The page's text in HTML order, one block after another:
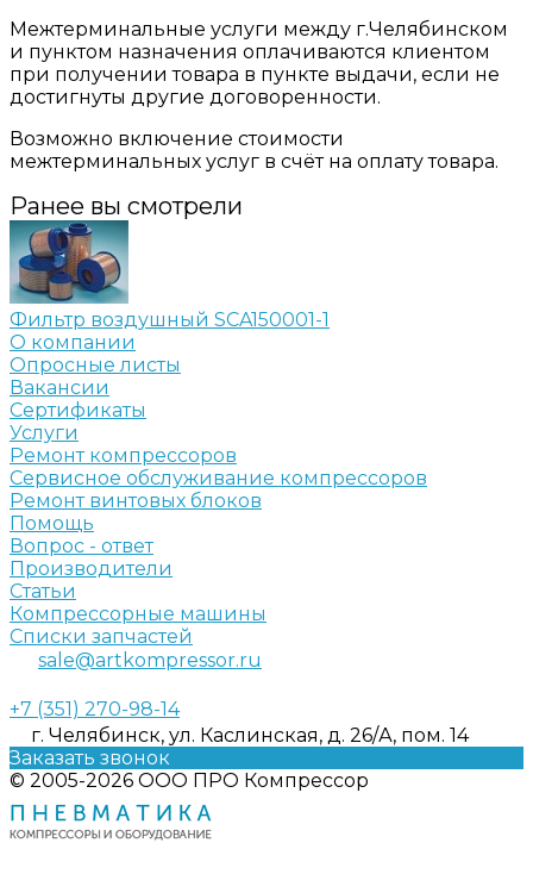
Межтерминальные услуги между г.Челябинском
и пунктом назначения оплачиваются клиентом
при получении товара в пункте выдачи, если не
достигнуты другие договоренности.
Возможно включение стоимости
межтерминальных услуг в счёт на оплату товара.
Ранее вы смотрели
Фильтр воздушный SCA150001-1
О компании
Опросные листы
Вакансии
Сертификаты
Услуги
Ремонт компрессоров
Сервисное обслуживание компрессоров
Ремонт винтовых блоков
Помощь
Вопрос - ответ
Производители
Статьи
Компрессорные машины
Списки запчастей
sale@artkompressor.ru
+7 (351) 270-98-14
г. Челябинск, ул. Каслинская, д. 26/А, пом. 14
Заказать звонок
© 2005-2026 ООО ПРО Компрессор